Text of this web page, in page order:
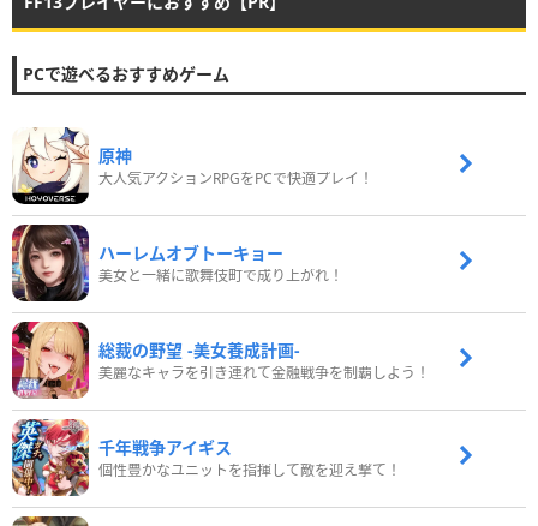
PCで遊べるおすすめゲーム
原神
大人気アクションRPGをPCで快適プレイ！
ハーレムオブトーキョー
美女と一緒に歌舞伎町で成り上がれ！
総裁の野望 -美女養成計画-
美麗なキャラを引き連れて金融戦争を制覇しよう！
千年戦争アイギス
個性豊かなユニットを指揮して敵を迎え撃て！